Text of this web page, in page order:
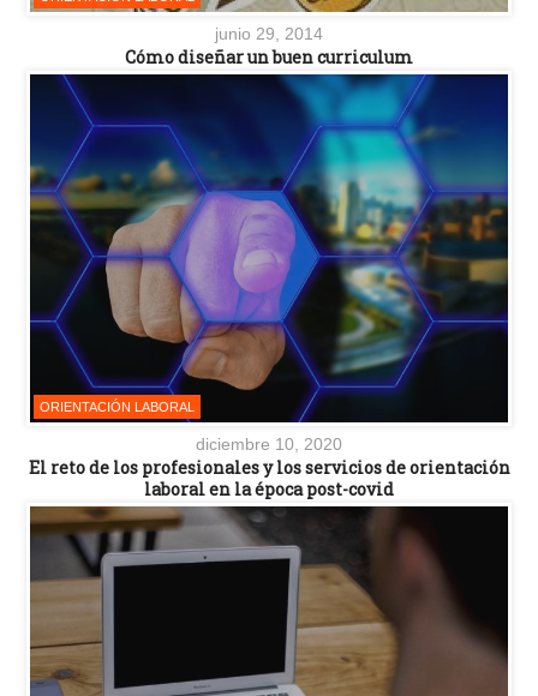
junio 29, 2014
Cómo diseñar un buen curriculum
ORIENTACIÓN LABORAL
diciembre 10, 2020
El reto de los profesionales y los servicios de orientación
laboral en la época post-covid